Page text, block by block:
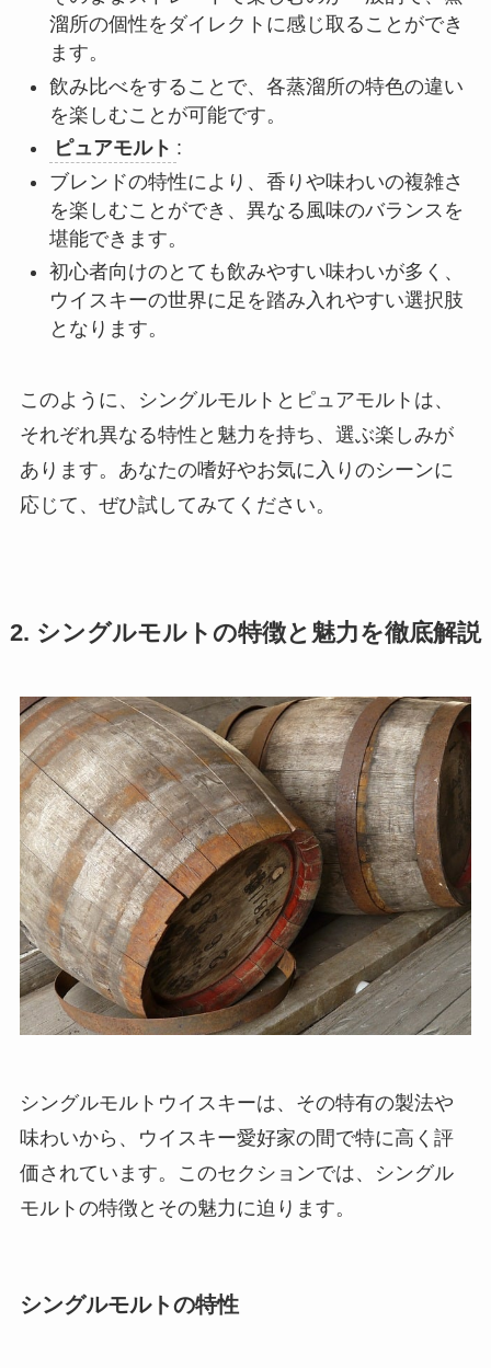
溜所の個性をダイレクトに感じ取ることができ
ます。
飲み比べをすることで、各蒸溜所の特色の違い
を楽しむことが可能です。
ピュアモルト :
ブレンドの特性により、香りや味わいの複雑さ
を楽しむことができ、異なる風味のバランスを
堪能できます。
初心者向けのとても飲みやすい味わいが多く、
ウイスキーの世界に足を踏み入れやすい選択肢
となります。
このように、シングルモルトとピュアモルトは、
それぞれ異なる特性と魅力を持ち、選ぶ楽しみが
あります。あなたの嗜好やお気に入りのシーンに
応じて、ぜひ試してみてください。
2. シングルモルトの特徴と魅力を徹底解説
シングルモルトウイスキーは、その特有の製法や
味わいから、ウイスキー愛好家の間で特に高く評
価されています。このセクションでは、シングル
モルトの特徴とその魅力に迫ります。
シングルモルトの特性